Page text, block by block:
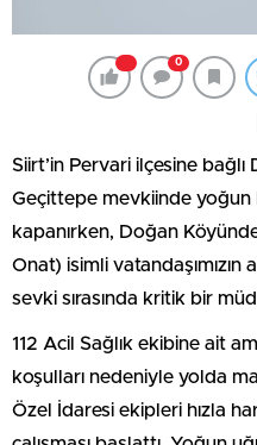
0
Siirt’in Pervari ilçesine
Geçittepe mevkiinde yoğun
kapanırken, Doğan
Onat) isimli
sevki sırasında kritik bir
112 Acil Sağlık ekibine ait
koşulları nedeniyle yolda
Özel İdaresi ekipleri hızla